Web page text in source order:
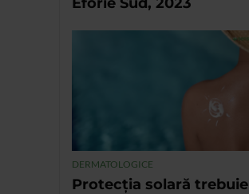
DERMATOLOGICE
Protecția solară trebuie